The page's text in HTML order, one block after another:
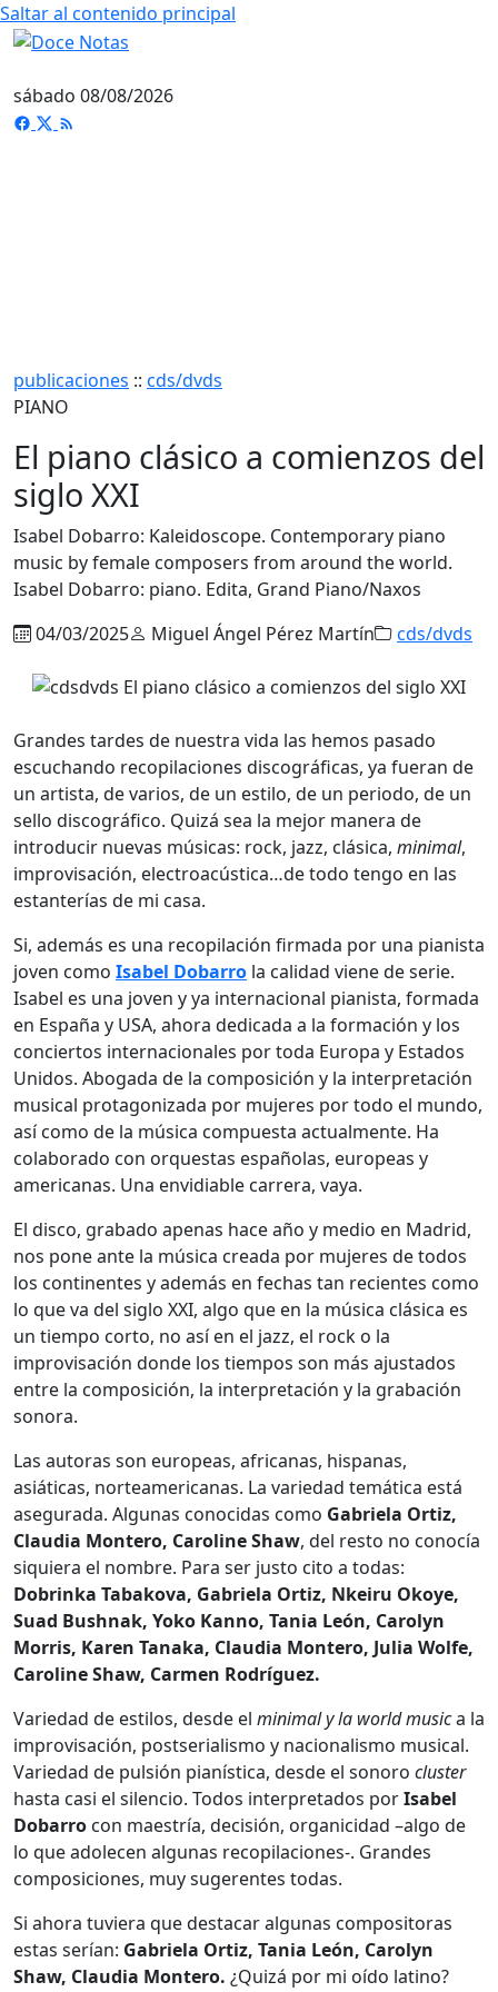
Saltar al contenido principal
sábado 08/08/2026
publicaciones :: cds/dvds
PIANO
El piano clásico a comienzos del
siglo XXI
Isabel Dobarro: Kaleidoscope. Contemporary piano
music by female composers from around the world.
Isabel Dobarro: piano. Edita, Grand Piano/Naxos
04/03/2025
Miguel Ángel Pérez Martín cds/dvds
Grandes tardes de nuestra vida las hemos pasado
escuchando recopilaciones discográficas, ya fueran de
un artista, de varios, de un estilo, de un periodo, de un
sello discográfico. Quizá sea la mejor manera de
introducir nuevas músicas: rock, jazz, clásica, minimal,
improvisación, electroacústica…de todo tengo en las
estanterías de mi casa.
Si, además es una recopilación firmada por una pianista
joven como Isabel Dobarro la calidad viene de serie.
Isabel es una joven y ya internacional pianista, formada
en España y USA, ahora dedicada a la formación y los
conciertos internacionales por toda Europa y Estados
Unidos. Abogada de la composición y la interpretación
musical protagonizada por mujeres por todo el mundo,
así como de la música compuesta actualmente. Ha
colaborado con orquestas españolas, europeas y
americanas. Una envidiable carrera, vaya.
El disco, grabado apenas hace año y medio en Madrid,
nos pone ante la música creada por mujeres de todos
los continentes y además en fechas tan recientes como
lo que va del siglo XXI, algo que en la música clásica es
un tiempo corto, no así en el jazz, el rock o la
improvisación donde los tiempos son más ajustados
entre la composición, la interpretación y la grabación
sonora.
Las autoras son europeas, africanas, hispanas,
asiáticas, norteamericanas. La variedad temática está
asegurada. Algunas conocidas como Gabriela Ortiz,
Claudia Montero, Caroline Shaw, del resto no conocía
siquiera el nombre. Para ser justo cito a todas:
Dobrinka Tabakova, Gabriela Ortiz, Nkeiru Okoye,
Suad Bushnak, Yoko Kanno, Tania León, Carolyn
Morris, Karen Tanaka, Claudia Montero, Julia Wolfe,
Caroline Shaw, Carmen Rodríguez.
Variedad de estilos, desde el minimal y la world musica la
improvisación, postserialismo y nacionalismo musical.
Variedad de pulsión pianística, desde el sonoro cluster
hasta casi el silencio. Todos interpretados porIsabel
Dobarro con maestría, decisión, organicidad –algo de
lo que adolecen algunas recopilaciones-. Grandes
composiciones, muy sugerentes todas.
Si ahora tuviera que destacar algunas compositoras
estas serían: Gabriela Ortiz, Tania León, Carolyn
Shaw, Claudia Montero. ¿Quizá por mi oído latino?